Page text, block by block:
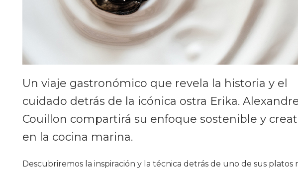
Un viaje gastronómico que revela la historia y el
cuidado detrás de la icónica ostra Erika.
Couillon compartirá su enfoque sostenible y
en la cocina marina.
Descubriremos la inspiración y la técnica detrás de uno de sus platos